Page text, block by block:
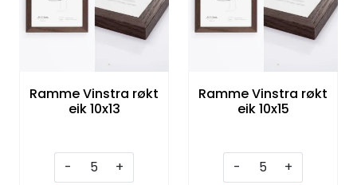
Ramme Vinstra røkt
eik 10x13
- +
Ramme Vinstra røkt
eik 10x15
- +